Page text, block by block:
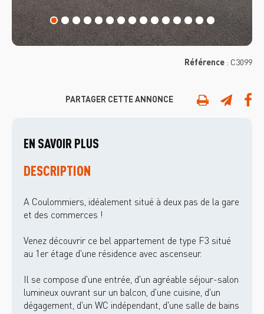
Référence : C3099
PARTAGER CETTE ANNONCE
EN SAVOIR PLUS
DESCRIPTION
A Coulommiers, idéalement situé à deux pas de la gare
et des commerces !
Venez découvrir ce bel appartement de type F3 situé
au 1er étage d'une résidence avec ascenseur.
Il se compose d'une entrée, d'un agréable séjour-salon
lumineux ouvrant sur un balcon, d'une cuisine, d'un
dégagement, d'un WC indépendant, d'une salle de bains